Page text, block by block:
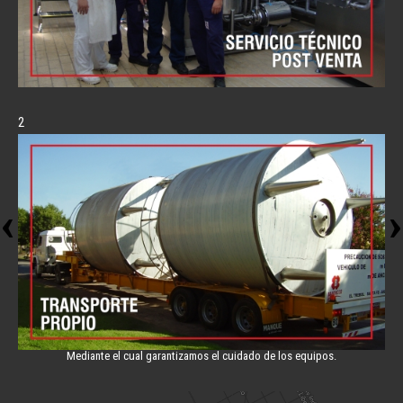
0
1
2
Mediante el cual garantizamos el cuidado de los equipos.